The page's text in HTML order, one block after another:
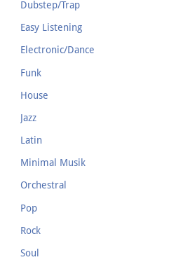
Dubstep/Trap
Easy Listening
Electronic/Dance
Funk
House
Jazz
Latin
Minimal Musik
Orchestral
Pop
Rock
Soul